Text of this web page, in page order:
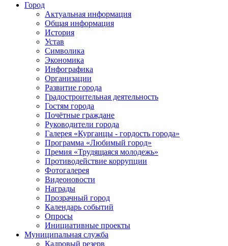
Город
Актуальная информация
Общая информация
История
Устав
Символика
Экономика
Инфографика
Организации
Развитие города
Градостроительная деятельность
Гостям города
Почётные граждане
Руководители города
Галерея «Курганцы - гордость города»
Программа «Любимый город»
Премия «Трудящаяся молодежь»
Противодействие коррупции
Фотогалерея
Видеоновости
Награды
Прозрачный город
Календарь событий
Опросы
Инициативные проекты
Муниципальная служба
Кадровый резерв